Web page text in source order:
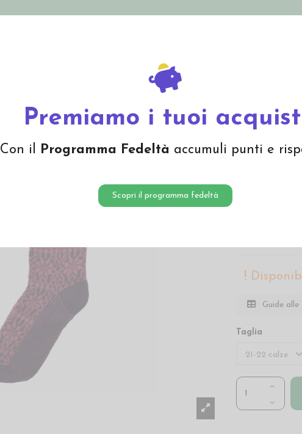
Premiamo i tuoi
Con il Programma Fedeltà accumuli punti e
Scopri il programma fedeltà
Offerte
Calzino corto in lana sottile, motivo norvegese lilla
Calzino
Guide alle
Taglia